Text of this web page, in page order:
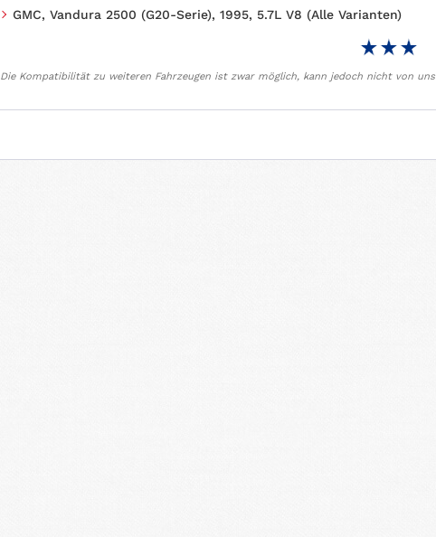
GMC, Vandura 2500 (G20-Serie), 1995, 5.7L V8 (Alle Varianten)
Die Kompatibilität zu weiteren Fahrzeugen ist zwar möglich, kann jedoch nicht von